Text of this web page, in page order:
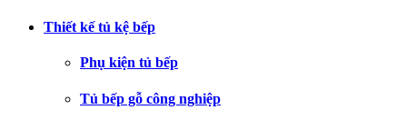
Thiết kế tủ kệ bếp
Phụ kiện tủ bếp
Tủ bếp gỗ công nghiệp